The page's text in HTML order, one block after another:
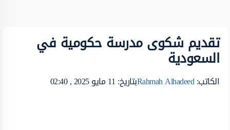
تقديم شكوى مدرسة حكومية في
السعودية
الكاتب:Rahmah Alhadeedبتاريخ: 11 مايو 2025 , 02:40